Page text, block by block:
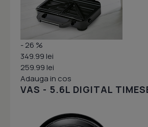
- 26 %
349.99 lei
259.99 lei
Adauga in cos
VAS - 5.6L DIGITAL